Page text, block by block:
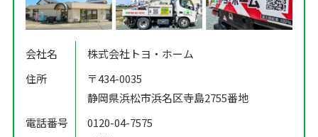
会社名
株式会社トヨ・ホーム
住所
〒434-0035
静岡県浜松市浜名区寺島2755番地
電話番号
0120-04-7575